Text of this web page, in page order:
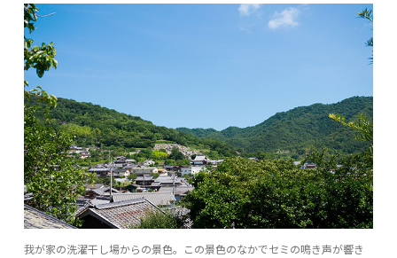
我が家の洗濯干し場からの景色。この景色のなかでセミの鳴き声が響き